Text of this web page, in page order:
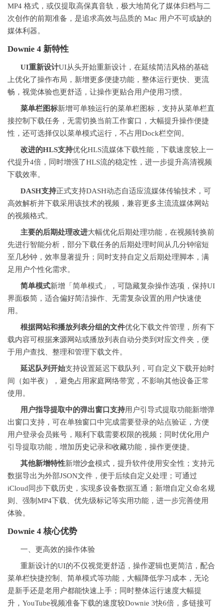
MP4 格式，或仅提取高保真音轨，极大地简化了媒体归档与二
次创作的前期准备，是追求高效与品质的 Mac 用户不可或缺的
媒体利器。
Downie 4 新特性
UI重新设计UI从头开始重新设计，在延续简洁风格的基础
上优化了操作布局，新增更多便捷功能，整体运行更快、更流
畅，视觉体验也更舒适，让操作更贴合用户使用习惯。
菜单栏图标新增可单独运行的菜单栏图标，支持从菜单栏直
接控制下载任务，无需切换当前工作窗口，大幅提升操作便捷
性，还可选择仅以菜单模式运行，不占用Dock栏空间。
改进的HLS支持优化HLS流媒体下载性能，下载速度较上一
代提升4倍，同时增强了HLS流的稳定性，进一步提升高清视频
下载效率。
DASH支持正式支持DASH动态自适应流媒体传输技术，可
高效解析并下载采用该技术的视频，兼容更多主流流媒体网站
的视频格式。
主要的后期处理改进大幅优化后期处理功能，在视频转换前
先进行智能分析，部分下载任务的后期处理时间从几分钟缩短
至几秒钟，效率显著提升；同时支持自定义后期处理脚本，满
足用户个性化需求。
简单模式新增「简单模式」，可隐藏复杂操作选项，保持UI
界面极简，适合偏好简洁操作、无需复杂设置的用户快速使
用。
根据网站和播放列表分组的文件优化下载文件管理，所有下
载内容可根据来源网站或播放列表自动分类到对应文件夹，便
于用户查找、整理和管理下载文件。
延迟队列开始支持设置延迟下载队列，可自定义下载开始时
间（如半夜），避免占用家庭网络带宽，不影响其他设备正常
使用。
用户指导提取中的弹出窗口支持用户引导式提取功能新增弹
出窗口支持，可在单独窗口中完成需要登录的站点验证，方便
用户登录会员账号，顺利下载需要权限的视频；同时优化用户
引导提取功能，增加历史记录和收藏功能，操作更便捷。
其他新增特性新增沙盒模式，提升软件使用安全性；支持元
数据导出为外部JSON文件，便于后续自定义处理；可通过
iCloud同步下载历史，实现多设备数据互通；新增自定义命名规
则、强制MP4下载、优先级标记等实用功能，进一步完善使用
体验。
Downie 4 核心优势
一、更高效的操作体验
重新设计的UI的不仅视觉更舒适，操作逻辑也更简洁，配合
菜单栏快捷控制、简单模式等功能，大幅降低学习成本，无论
是新手还是老用户都能快速上手；同时整体运行速度大幅提
升，YouTube视频准备下载的速度较Downie 3快6倍，多链接可